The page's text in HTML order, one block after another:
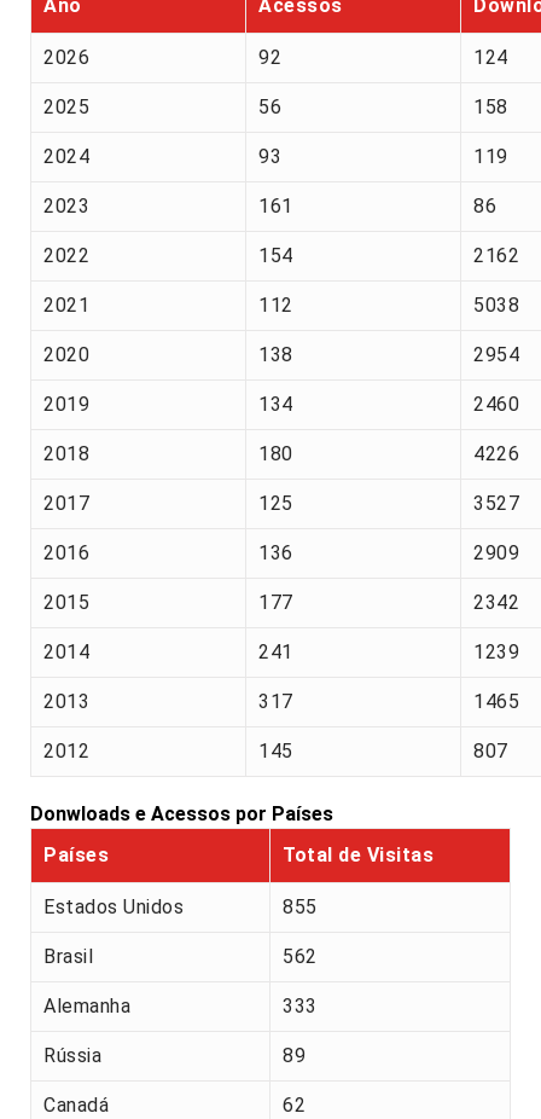
Ano Acessos
2026 92 124
2025 56 158
2024 93 119
2023 161 86
2022 154 2162
2021 112 5038
2020 138 2954
2019 134 2460
2018 180 4226
2017 125 3527
2016 136 2909
2015 177 2342
2014 241 1239
2013 317 1465
2012 145 807
Donwloads e Acessos por Países
Países
Total de Visitas
Estados Unidos 855
Brasil 562
Alemanha 333
Rússia 89
Canadá 62